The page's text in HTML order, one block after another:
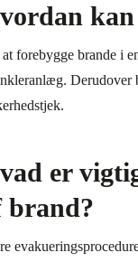
kan
forebygge brande i
Derudover
er
brand?